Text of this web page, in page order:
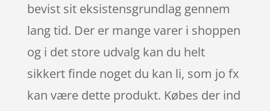
bevist sit eksistensgrundlag gennem
lang tid. Der er mange varer i shoppen
og i det store udvalg kan du helt
sikkert finde noget du kan li, som jo fx
kan være dette produkt. Købes der ind